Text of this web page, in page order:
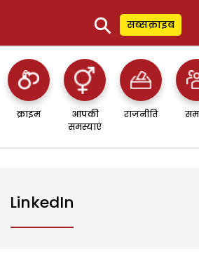
⚲ सब्सक्राइब
क्राइम
आपकी
समस्याएं
राजनीति
LinkedIn